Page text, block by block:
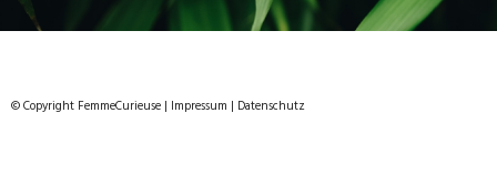
© Copyright FemmeCurieuse | Impressum | Datenschutz